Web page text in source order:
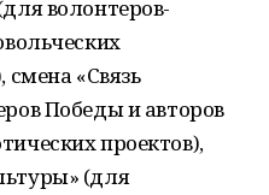
волонтеров-
смена «Связь
Победы и авторов
проектов),
(для